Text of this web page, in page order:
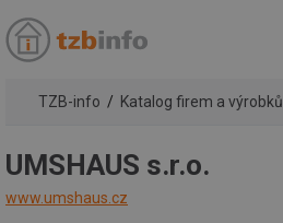
TZB-info Katalog firem a výrobků
UMSHAUS s.r.o.
www.umshaus.cz